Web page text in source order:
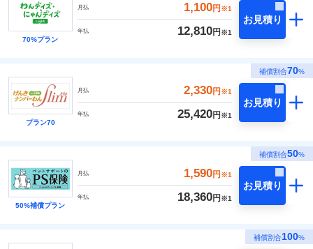
70%プラン
月払 1,100円 ※1
年払 12,810円 ※1
お見積り
補償割合70%
プラン70
月払 2,330円 ※1
年払 25,420円 ※1
お見積り
補償割合50%
50%補償プラン
月払 1,590円 ※1
年払 18,360円 ※1
お見積り
補償割合100%